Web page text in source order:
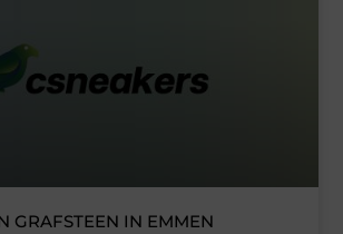
GRAFSTEEN IN EMMEN